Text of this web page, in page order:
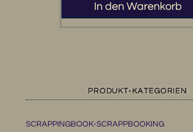
In den Warenkorb
PRODUKT-KATEGORIEN
SCRAPPINGBOOK-SCRAPPBOOKING